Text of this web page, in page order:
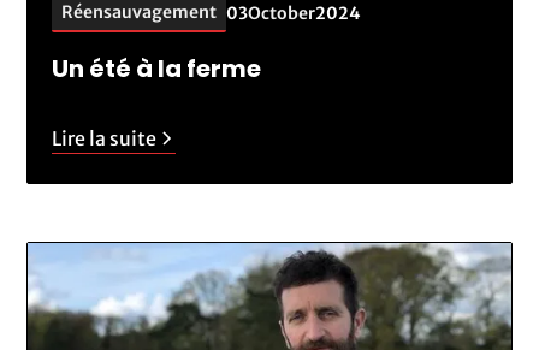
Réensauvagement 03October2024
Un été à la ferme
Lire la suite